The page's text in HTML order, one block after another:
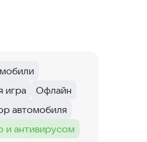
игра
Тег:
Офлайн
автомобиля
и антивирусом